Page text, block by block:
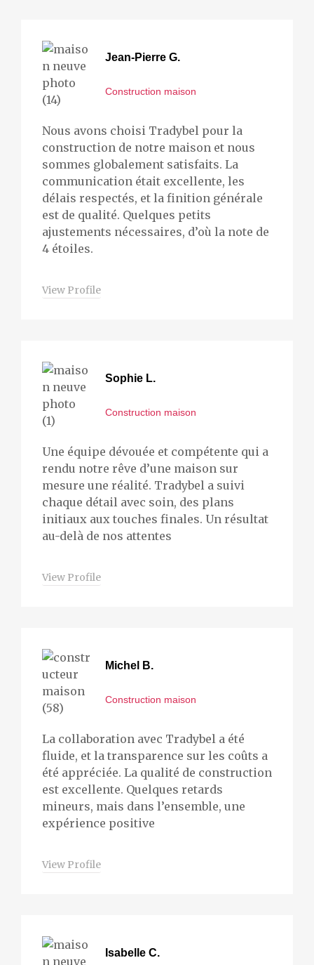
Jean-Pierre G.
Construction maison
Nous avons choisi Tradybel pour la
construction de notre maison et nous
sommes globalement satisfaits. La
communication était excellente, les
délais respectés, et la finition générale
est de qualité. Quelques petits
ajustements nécessaires, d’où la note de
4 étoiles.
View Profile
Sophie L.
Construction maison
Une équipe dévouée et compétente qui a
rendu notre rêve d’une maison sur
mesure une réalité. Tradybel a suivi
chaque détail avec soin, des plans
initiaux aux touches finales. Un résultat
au-delà de nos attentes
View Profile
Michel B.
Construction maison
La collaboration avec Tradybel a été
fluide, et la transparence sur les coûts a
été appréciée. La qualité de construction
est excellente. Quelques retards
mineurs, mais dans l’ensemble, une
expérience positive
View Profile
Isabelle C.